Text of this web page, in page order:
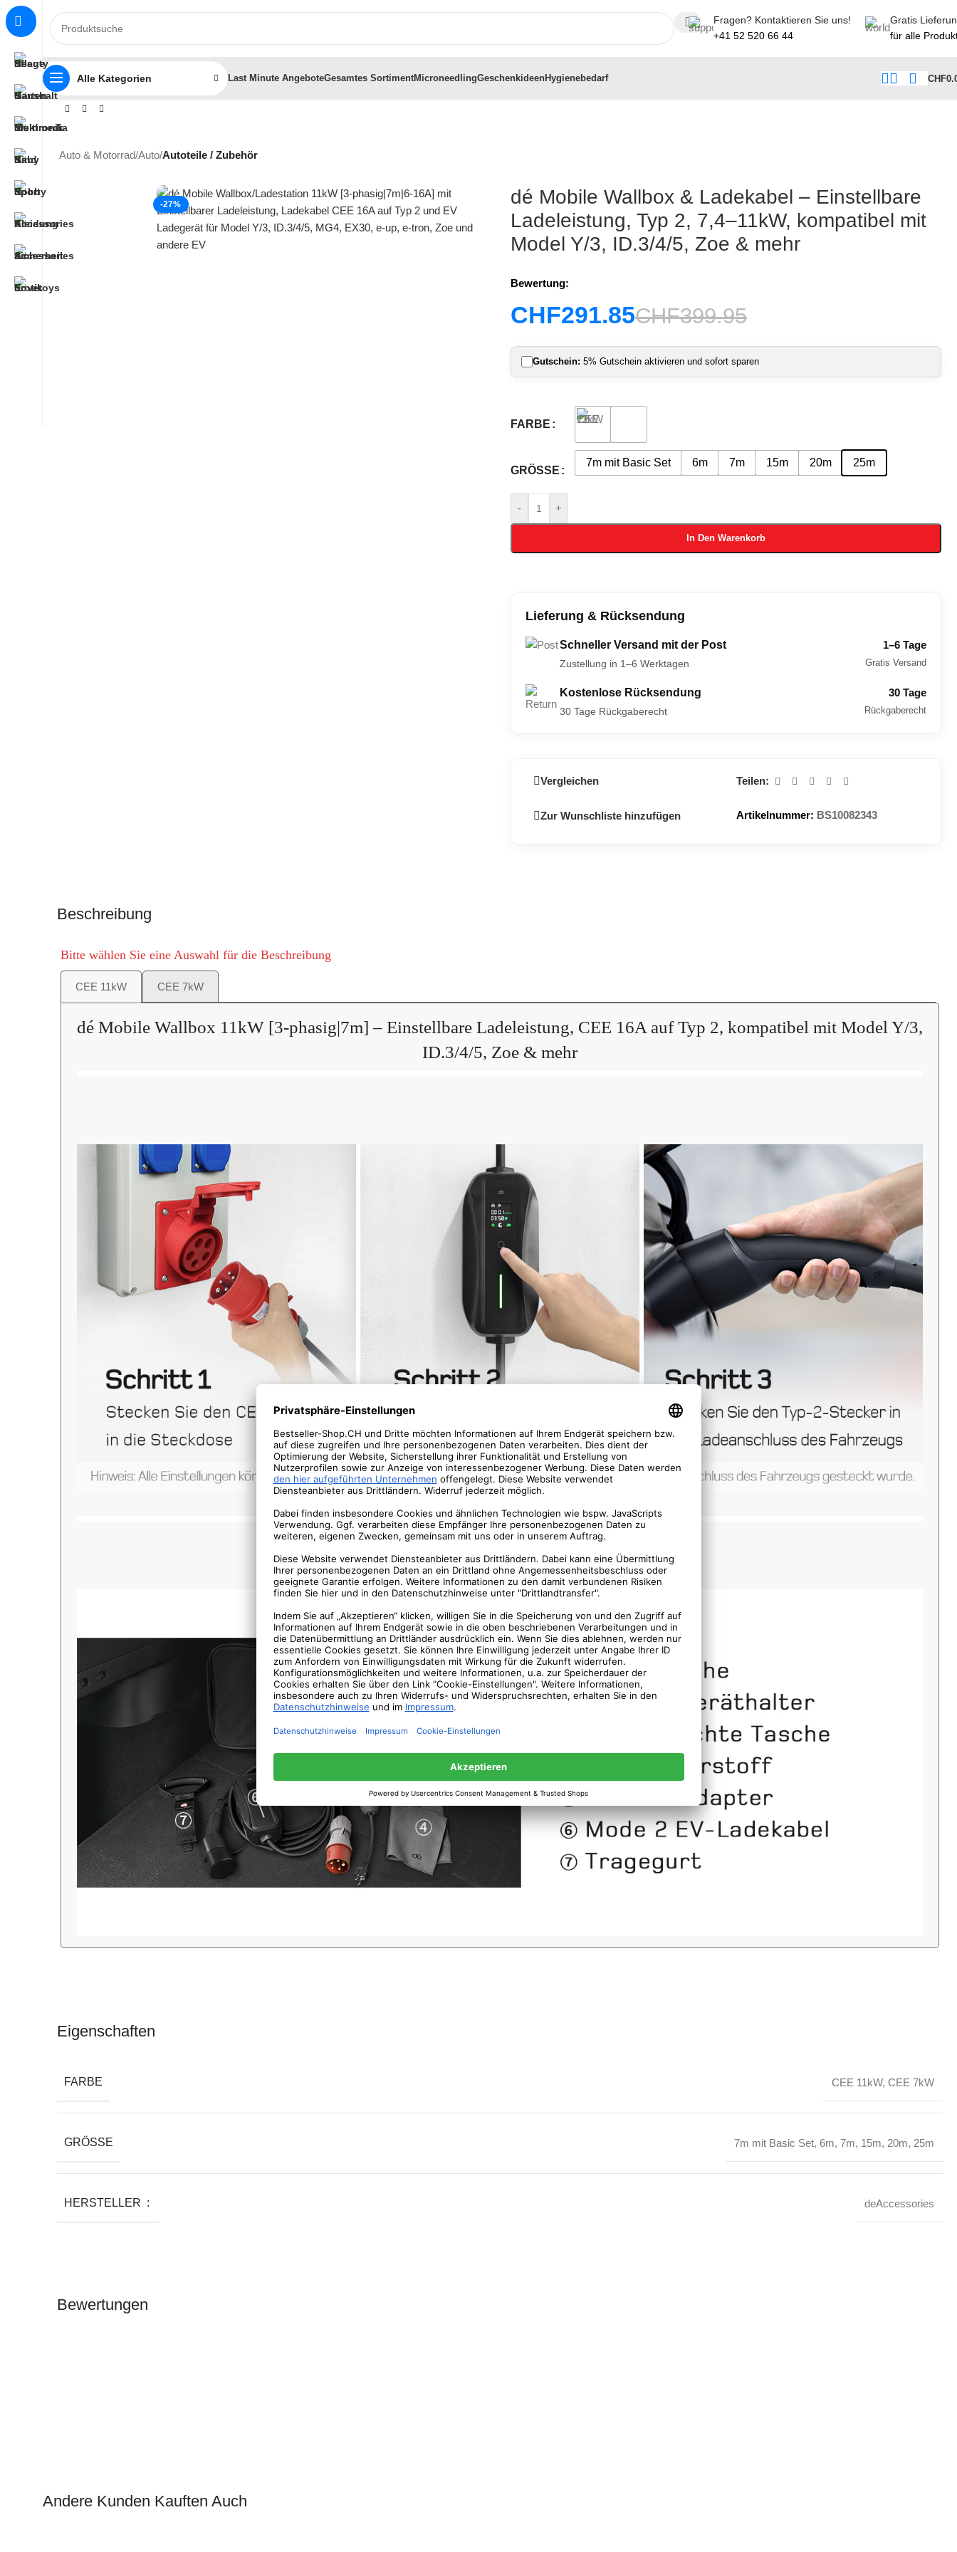
Fragen? Kontaktieren Sie uns!
+41 52 520 66 44
Gratis
für alle
Alle Kategorien Last Minute AngeboteGesamtes SortimentMicroneedlingGeschenkideenHygienebedarf CHF
Auto & Motorrad/Auto/Autoteile / Zubehör
-27%
dé Mobile Wallbox & Ladekabel – Einstellbare
Ladeleistung, Typ 2, 7,4–11kW, kompatibel mit
Model Y/3, ID.3/4/5, Zoe & mehr
Bewertung:
CHF291.85CHF399.95
Gutschein: 5% Gutschein aktivieren und sofort sparen
FARBE
GRÖSSE
7m mit Basic Set 6m 7m 15m 20m 25m
- +
In Den Warenkorb
Lieferung & Rücksendung
Schneller Versand mit der Post
Zustellung in 1–6 Werktagen
1–6 Tage
Gratis Versand
Kostenlose Rücksendung
30 Tage Rückgaberecht
30 Tage
Rückgaberecht
Vergleichen
Zur Wunschliste hinzufügen
Teilen:
Artikelnummer: BS10082343
Beschreibung
Bitte wählen Sie eine Auswahl für die Beschreibung
CEE 11kW CEE 7kW
dé Mobile Wallbox 11kW [3-phasig|7m] – Einstellbare Ladeleistung, CEE 16A auf Typ 2, kompatibel mit Model Y/3,
ID.3/4/5, Zoe & mehr
Eigenschaften
FARBE CEE 11kW, CEE 7kW
GRÖSSE 7m mit Basic Set, 6m, 7m, 15m, 20m, 25m
HERSTELLER ‏ : ‎ deAccessories
Bewertungen
Andere Kunden Kauften Auch